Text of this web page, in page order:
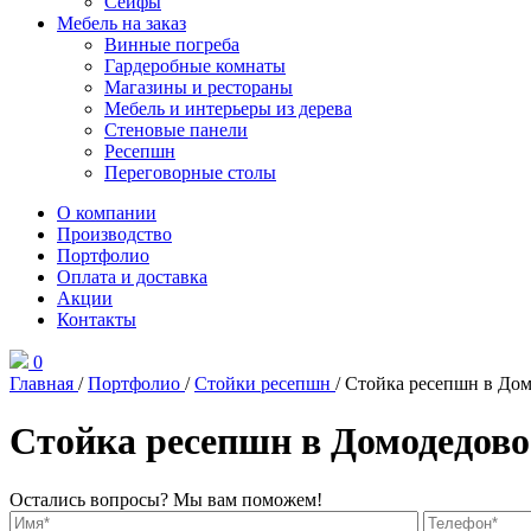
Мебель на заказ
Винные погреба
Гардеробные комнаты
Магазины и рестораны
Мебель и интерьеры из дерева
Стеновые панели
Ресепшн
Переговорные столы
О компании
Производство
Портфолио
Оплата и доставка
Акции
Контакты
0
Главная /Портфолио /Стойки ресепшн /Стойка ресепшн в
Стойка ресепшн в Домодедово
Остались вопросы? Мы вам поможем!